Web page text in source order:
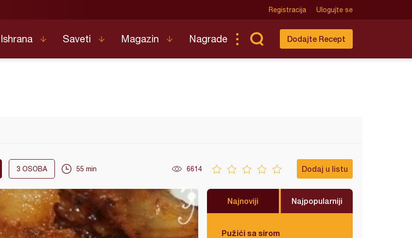
Registracija Ulogujte se
Ishrana Saveti Magazin Nagrade Dodajte Recept
3 OSOBA 55 min 6614 Dodaj u listu
Najnoviji Najpopularniji
Pužići sa sirom